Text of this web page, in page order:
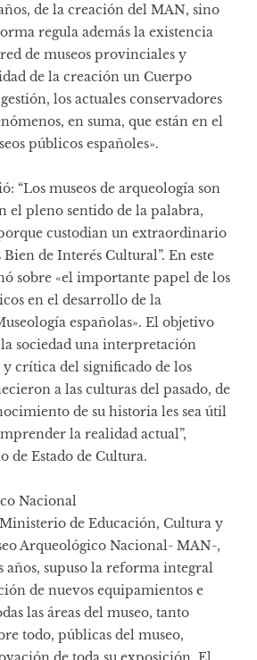
de la creación del MAN, sino
regula además la existencia
de museos provinciales y
de la creación un Cuerpo
los actuales conservadores
en suma, que están en el
públicos españoles».
“Los museos de arqueología son
el pleno sentido de la palabra,
custodian un extraordinario
de Interés Cultural”. En este
sobre «el importante papel de los
en el desarrollo de la
españolas». El objetivo
sociedad una interpretación
crítica del significado de los
a las culturas del pasado, de
de su historia les sea útil
la realidad actual”,
de Estado de Cultura.
Nacional
de Educación, Cultura y
Arqueológico Nacional- MAN-,
años, supuso la reforma integral
de nuevos equipamientos e
las áreas del museo, tanto
todo, públicas del museo,